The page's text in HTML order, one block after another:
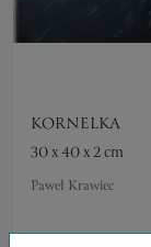
KORNELKA
30 x 40 x 2 cm
Paweł Krawiec